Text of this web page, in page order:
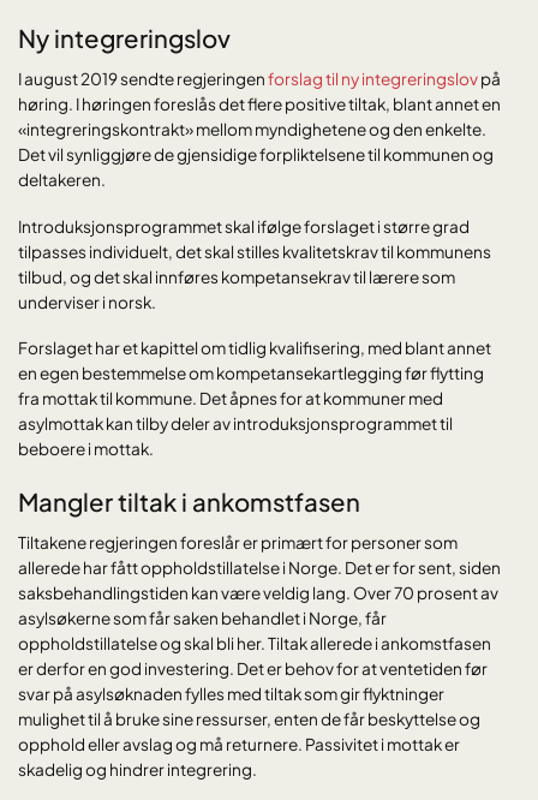
Ny integreringslov
I august 2019 sendte regjeringenforslag til ny integreringslovpå
høring. I høringen foreslås det flere positive tiltak, blant annet en
«integreringskontrakt» mellom myndighetene og den enkelte.
Det vil synliggjøre de gjensidige forpliktelsene til kommunen og
deltakeren.
Introduksjonsprogrammet skal ifølge forslaget i større grad
tilpasses individuelt, det skal stilles kvalitetskrav til kommunens
tilbud, og det skal innføres kompetansekrav til lærere som
underviser i norsk.
Forslaget har et kapittel om tidlig kvalifisering, med blant annet
en egen bestemmelse om kompetansekartlegging før flytting
fra mottak til kommune. Det åpnes for at kommuner med
asylmottak kan tilby deler av introduksjonsprogrammet til
beboere i mottak.
Mangler tiltak i ankomstfasen
Tiltakene regjeringen foreslår er primært for personer som
allerede har fått oppholdstillatelse i Norge. Det er for sent, siden
saksbehandlingstiden kan være veldig lang. Over 70 prosent av
asylsøkerne som får saken behandlet i Norge, får
oppholdstillatelse og skal bli her. Tiltak allerede i ankomstfasen
er derfor en god investering. Det er behov for at ventetiden før
svar på asylsøknaden fylles med tiltak som gir flyktninger
mulighet til å bruke sine ressurser, enten de får beskyttelse og
opphold eller avslag og må returnere. Passivitet i mottak er
skadelig og hindrer integrering.